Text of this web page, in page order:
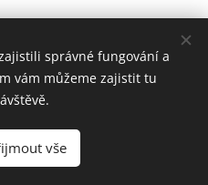
SYCHROV 97.
Webnode
správné fungování a
vám můžeme zajistit tu
vše